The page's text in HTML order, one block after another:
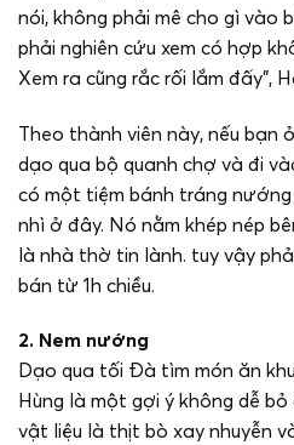
nói, không phải mê cho gì vào
phải nghiên cứu xem có hợp
Xem ra cũng rắc rối lắm đấy”,
Theo thành viên này, nếu
dạo qua bộ quanh chợ và đi
có một tiệm bánh tráng
nhì ở đây. Nó nằm khép nép
là nhà thờ tin lành. tuy vậy
bán từ 1h chiều.
2. Nem nướng
Dạo qua tối Đà tìm món ăn
Hùng là một gợi ý không dễ
vật liệu là thịt bò xay nhuyễn